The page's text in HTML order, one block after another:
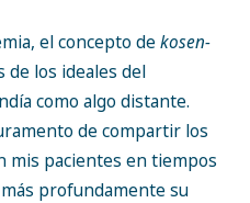
el concepto de kosen-
de los ideales del
como algo distante.
de compartir los
mis pacientes en tiempos
profundamente su